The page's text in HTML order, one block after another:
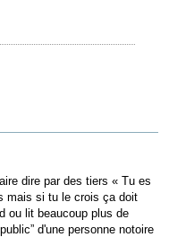
dire par des tiers « Tu es
mais si tu le crois ça doit
ou lit beaucoup plus de
d'une personne notoire